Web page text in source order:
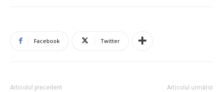
Facebook Twitter
Articolul precedent Articolul următor